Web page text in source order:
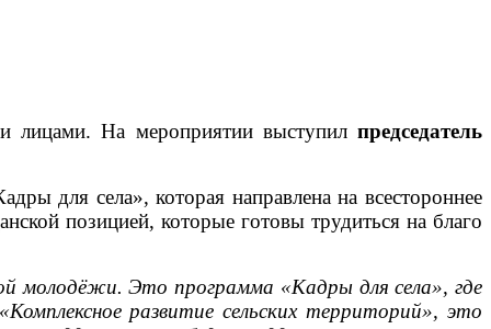
лицами. На мероприятии выступил председатель
для села», которая направлена на всестороннее
позицией, которые готовы трудиться на благо
молодёжи. Это программа «Кадры для села», где
развитие сельских территорий», это